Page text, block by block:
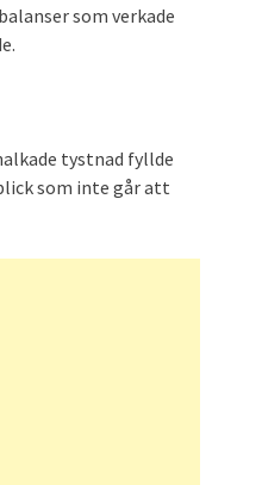
som verkade
tystnad fyllde
som inte går att